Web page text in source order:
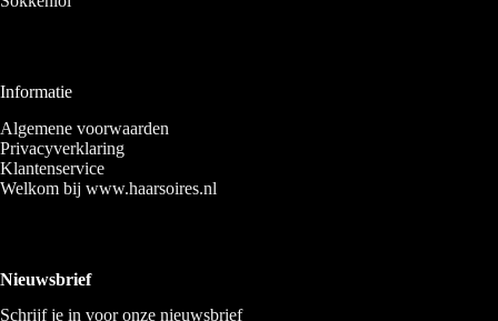
Informatie
Algemene voorwaarden
Privacyverklaring
Klantenservice
Welkom bij www.haarsoires.nl
Nieuwsbrief
Schrijf je in voor onze nieuwsbrief